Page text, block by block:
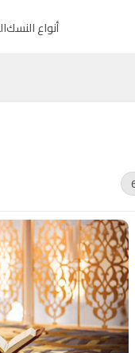
أنواع النسك